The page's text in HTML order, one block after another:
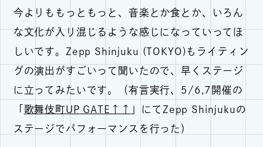
今よりももっともっと、音楽とか食とか、いろん
な文化が入り混じるような感じになっていってほ
しいです。Zepp Shinjuku (TOKYO)もライティン
グの演出がすごいって聞いたので、早くステージ
に立ってみたいです。（有言実行、5/6,7開催の
歌舞伎町UP GATE↑↑ 」にてZepp Shinjukuの
ステージでパフォーマンスを行った）